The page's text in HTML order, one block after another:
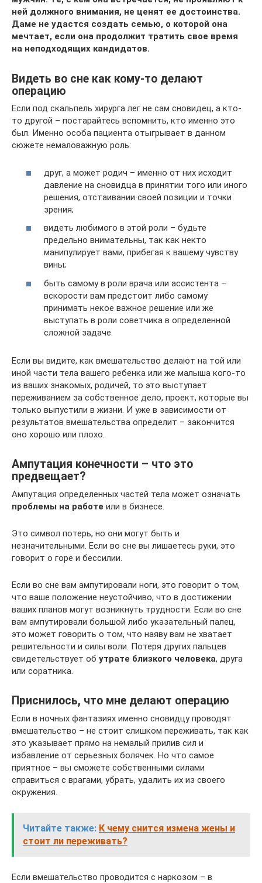
ней должного внимания, не ценят ее достоинства.
Даме не удастся создать семью, о которой она
мечтает, если она продолжит тратить свое время
на неподходящих кандидатов.
Видеть во сне как кому-то делают
операцию
Если под скальпель хирурга лег не сам сновидец, а кто-
то другой – постарайтесь вспомнить, кто именно это
был. Именно особа пациента отыгрывает в данном
сюжете немаловажную роль:
друг, а может родич – именно от них исходит
давление на сновидца в принятии того или иного
решения, отстаивании своей позиции и точки
зрения;
видеть любимого в этой роли – будьте
предельно внимательны, так как некто
манипулирует вами, прибегая к вашему чувству
вины;
быть самому в роли врача или ассистента –
вскорости вам предстоит либо самому
принимать некое важное решение или же
выступать в роли советчика в определенной
сложной задаче.
Если вы видите, как вмешательство делают на той или
иной части тела вашего ребенка или же малыша кого-то
из ваших знакомых, родичей, то это выступает
переживанием за собственное дело, проект, которые вы
только выпустили в жизни. И уже в зависимости от
результатов вмешательства определит – закончится
оно хорошо или плохо.
Ампутация конечности – что это
предвещает?
Ампутация определенных частей тела может означать
проблемы на работе или в бизнесе.
Это символ потерь, но они могут быть и
незначительными. Если во сне вы лишаетесь руки, это
говорит о горе и бессилии.
Если во сне вам ампутировали ноги, это говорит о том,
что ваше положение неустойчиво, что в достижении
ваших планов могут возникнуть трудности. Если во сне
вам ампутировали большой либо указательный палец,
это может говорить о том, что наяву вам не хватает
решительности и силы воли. Потеря других пальцев
свидетельствует об утрате близкого человека, друга
или соратника.
Приснилось, что мне делают операцию
Если в ночных фантазиях именно сновидцу проводят
вмешательство – не стоит слишком переживать, так как
это указывает прямо на немалый прилив сил и
избавление от серьезных болячек. Но что самое
приятное – вы сможете собственными силами
справиться с врагами, убрать, удалить их из своего
окружения.
Читайте также: К чему снится измена жены и
стоит ли переживать?
Если вмешательство проводится с наркозом – в